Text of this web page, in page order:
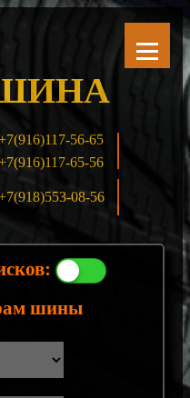
56-65
65-56
08-56
шины